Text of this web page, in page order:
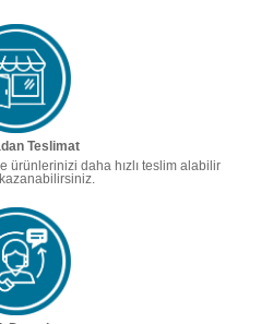
Teslimat
ürünlerinizi daha hızlı teslim alabilir